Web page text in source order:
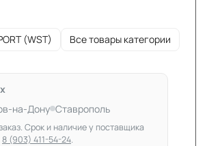
(WST) Все товары категории
на-Дону Ставрополь
Срок и наличие у поставщика
8 (903) 411-54-24.